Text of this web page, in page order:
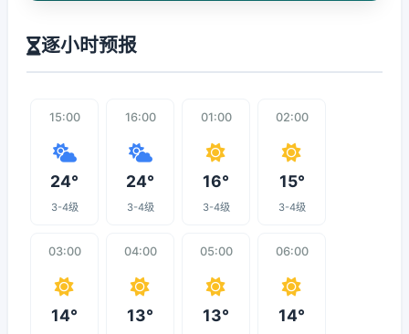
逐小时预报
15:00
24°
3-4级
16:00
24°
3-4级
01:00
16°
3-4级
02:00
15°
3-4级
03:00
14°
04:00
13°
05:00
13°
06:00
14°